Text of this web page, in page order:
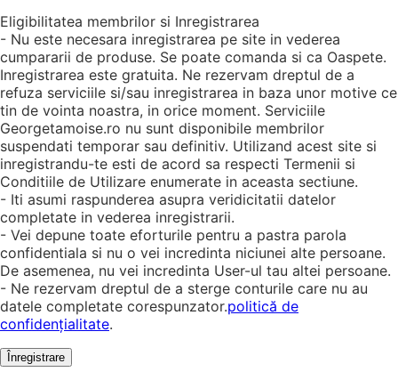
Eligibilitatea membrilor si Inregistrarea
- Nu este necesara inregistrarea pe site in vederea
cumpararii de produse. Se poate comanda si ca Oaspete.
Inregistrarea este gratuita. Ne rezervam dreptul de a
refuza serviciile si/sau inregistrarea in baza unor motive ce
tin de vointa noastra, in orice moment. Serviciile
Georgetamoise.ro nu sunt disponibile membrilor
suspendati temporar sau definitiv. Utilizand acest site si
inregistrandu-te esti de acord sa respecti Termenii si
Conditiile de Utilizare enumerate in aceasta sectiune.
- Iti asumi raspunderea asupra veridicitatii datelor
completate in vederea inregistrarii.
- Vei depune toate eforturile pentru a pastra parola
confidentiala si nu o vei incredinta niciunei alte persoane.
De asemenea, nu vei incredinta User-ul tau altei persoane.
- Ne rezervam dreptul de a sterge conturile care nu au
datele completate corespunzator.politică de
confidențialitate.
Înregistrare